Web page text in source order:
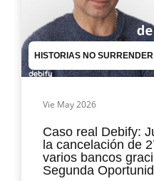
HISTORIAS NO SURRENDER
Vie May 2026
Caso real Debify:
la cancelación de
varios bancos
Segunda